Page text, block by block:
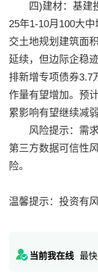
四)建材：基建投
25年1-10月100大
交土地规划建筑面
延续，但边际企稳
排新增专项债券3.7
作量有望增加。预
累影响有望继续减弱
风险提示：需求
第三方数据可信性
险。
温馨提示：投资有
当前我在线 最快